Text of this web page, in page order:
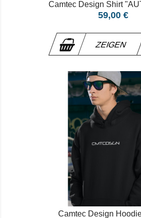
Camtec Design Shirt
Preis
59,00 €
ZEIGEN
Camtec Design